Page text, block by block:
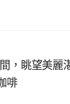
，眺望美麗
啡